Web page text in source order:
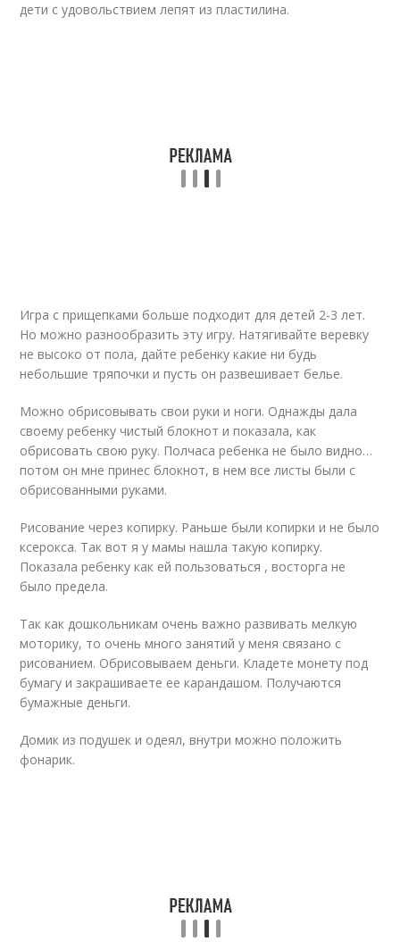
дети с удовольствием лепят из пластилина.
Игра с прищепками больше подходит для детей 2-3 лет.
Но можно разнообразить эту игру. Натягивайте веревку
не высоко от пола, дайте ребенку какие ни будь
небольшие тряпочки и пусть он развешивает белье.
Можно обрисовывать свои руки и ноги. Однажды дала
своему ребенку чистый блокнот и показала, как
обрисовать свою руку. Полчаса ребенка не было видно…
потом он мне принес блокнот, в нем все листы были с
обрисованными руками.
Рисование через копирку. Раньше были копирки и не было
ксерокса. Так вот я у мамы нашла такую копирку.
Показала ребенку как ей пользоваться , восторга не
было предела.
Так как дошкольникам очень важно развивать мелкую
моторику, то очень много занятий у меня связано с
рисованием. Обрисовываем деньги. Кладете монету под
бумагу и закрашиваете ее карандашом. Получаются
бумажные деньги.
Домик из подушек и одеял, внутри можно положить
фонарик.